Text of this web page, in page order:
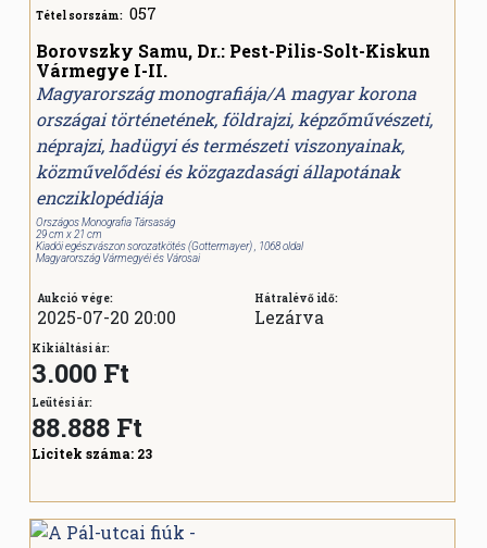
Tétel sorszám: 057
Borovszky Samu, Dr.: Pest-Pilis-Solt-Kiskun
Vármegye I-II.
Magyarország monografiája/A magyar korona
országai történetének, földrajzi, képzőművészeti,
néprajzi, hadügyi és természeti viszonyainak,
közművelődési és közgazdasági állapotának
encziklopédiája
Országos Monografia Társaság
29 cm x 21 cm
Kiadói egészvászon sorozatkötés (Gottermayer) , 1068 oldal
Magyarország Vármegyéi és Városai
Aukció vége:
2025-07-20 20:00
Hátralévő idő:
Lezárva
Kikiáltási ár:
3.000 Ft
Leütési ár:
88.888 Ft
Licitek száma: 23